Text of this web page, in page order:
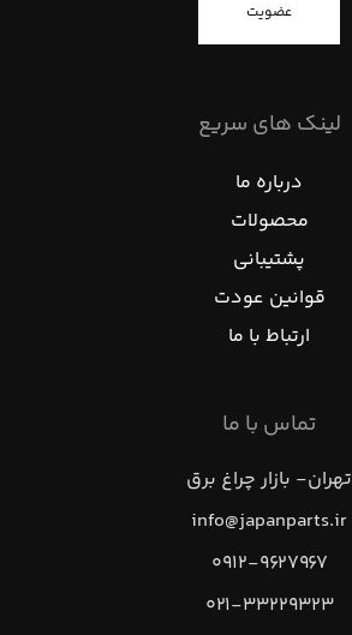
عضویت
لینک های سریع
درباره ما
محصولات
پشتیبانی
قوانین عودت
ارتباط با ما
تماس با ما
تهران- بازار چراغ برق
info@japanparts.ir
۰۹۱۲-۹۶۲۷۹۶۷
۰۲۱-۳۳۲۲۹۳۲۳